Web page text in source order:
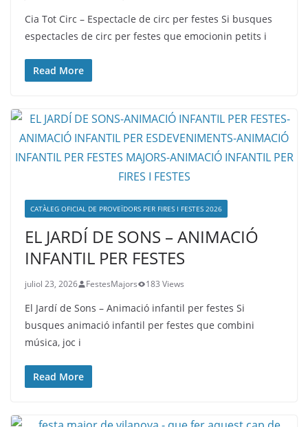
Cia Tot Circ – Espectacle de circ per festes Si busques
espectacles de circ per festes que emocionin petits i
Read More
CATÀLEG OFICIAL DE PROVEÏDORS PER FIRES I FESTES 2026
EL JARDÍ DE SONS – ANIMACIÓ
INFANTIL PER FESTES
juliol 23, 2026 FestesMajors 183 Views
El Jardí de Sons – Animació infantil per festes Si
busques animació infantil per festes que combini
música, joc i
Read More